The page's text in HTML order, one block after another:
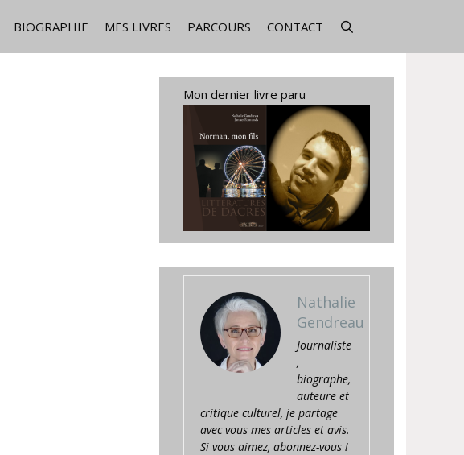
BIOGRAPHIE MES LIVRES PARCOURS CONTACT
Mon dernier livre paru
Nathalie
Gendreau
Journaliste
,
biographe,
auteure et
critique culturel, je partage
avec vous mes articles et avis.
Si vous aimez, abonnez-vous !